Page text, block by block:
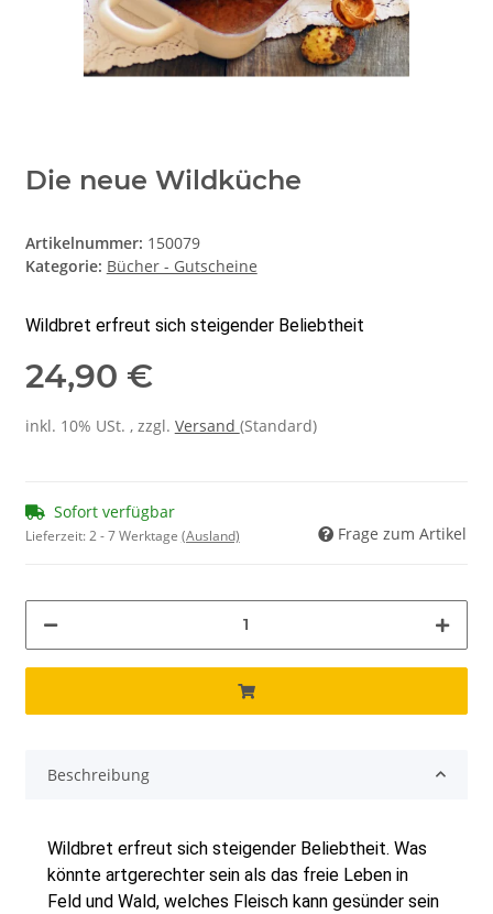
Die neue Wildküche
Artikelnummer: 150079
Kategorie: Bücher - Gutscheine
Wildbret erfreut sich steigender Beliebtheit
24,90 €
inkl. 10% USt. , zzgl. Versand (Standard)
Sofort verfügbar
Lieferzeit:2 - 7 Werktage (Ausland) Frage zum Artikel
Beschreibung
Wildbret erfreut sich steigender Beliebtheit. Was
könnte artgerechter sein als das freie Leben in
Feld und Wald, welches Fleisch kann gesünder sein